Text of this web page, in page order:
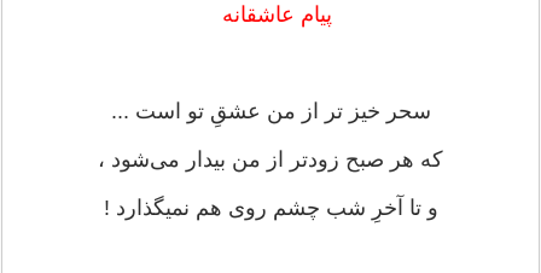
پیام عاشقانه
سحر خیز تر از من عشقِ تو است ...
که هر صبح زودتر از من بیدار می‌شود ،
و تا آخرِ شب چشم روی هم نمیگذارد !